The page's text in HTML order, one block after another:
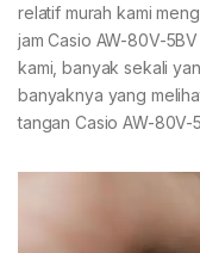
relatif murah kami
jam Casio AW-80V-
kami, banyak sekali
banyaknya yang
tangan Casio AW-80V-